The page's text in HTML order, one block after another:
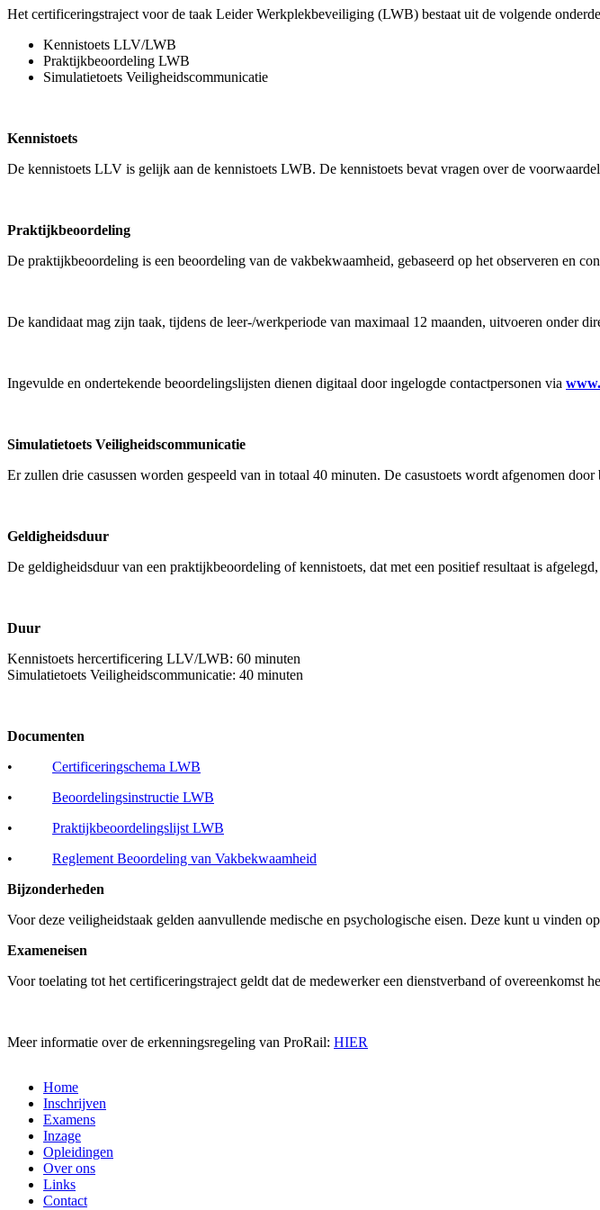
Het certificeringstraject voor de taak Leider Werkplekbeveiliging (LWB) bestaat uit de volgende
Kennistoets LLV/LWB
Praktijkbeoordeling LWB
Simulatietoets Veiligheidscommunicatie
Kennistoets
De kennistoets LLV is gelijk aan de kennistoets LWB. De kennistoets bevat vragen over de
Praktijkbeoordeling
De praktijkbeoordeling is een beoordeling van de vakbekwaamheid, gebaseerd op het observeren en
De kandidaat mag zijn taak, tijdens de leer-/werkperiode van maximaal 12 maanden, uitvoeren onder
Ingevulde en ondertekende beoordelingslijsten dienen digitaal door ingelogde contactpersonen via
Simulatietoets Veiligheidscommunicatie
Er zullen drie casussen worden gespeeld van in totaal 40 minuten. De casustoets wordt afgenomen
Geldigheidsduur
De geldigheidsduur van een praktijkbeoordeling of kennistoets, dat met een positief resultaat is
Duur
Kennistoets hercertificering LLV/LWB: 60 minuten
Simulatietoets Veiligheidscommunicatie: 40 minuten
Documenten
• Certificeringschema LWB
• Beoordelingsinstructie LWB
• Praktijkbeoordelingslijst LWB
• Reglement Beoordeling van Vakbekwaamheid
Bijzonderheden
Voor deze veiligheidstaak gelden aanvullende medische en psychologische eisen. Deze kunt u
Exameneisen
Voor toelating tot het certificeringstraject geldt dat de medewerker een dienstverband of
Meer informatie over de erkenningsregeling van ProRail: HIER
Home
Inschrijven
Examens
Inzage
Opleidingen
Over ons
Links
Contact